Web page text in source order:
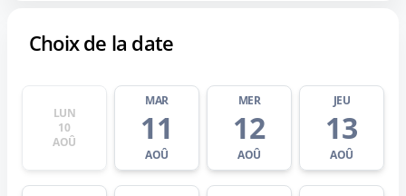
Choix de la date
LUN
10
AOÛ
MAR
11
AOÛ
MER
12
AOÛ
JEU
13
AOÛ